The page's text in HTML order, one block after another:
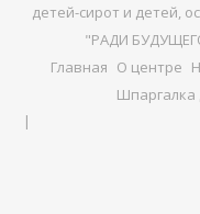
детей-сирот и детей,
"РАДИ
Главная О центре
Шпаргалка